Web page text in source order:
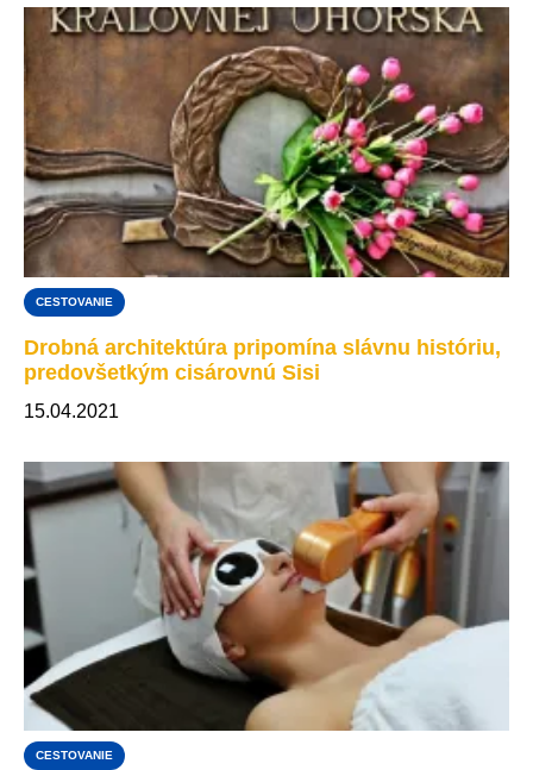
CESTOVANIE
Drobná architektúra pripomína slávnu históriu,
predovšetkým cisárovnú Sisi
15.04.2021
CESTOVANIE